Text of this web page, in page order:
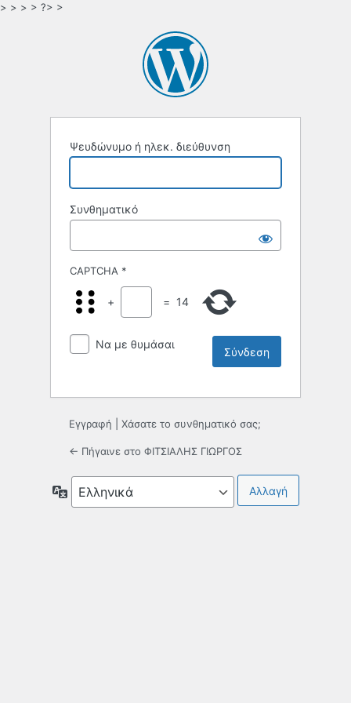
> > > > ?> >
Ψευδώνυμο ή ηλεκ. διεύθυνση
Συνθηματικό
CAPTCHA *
+ = 14
Να με θυμάσαι
Εγγραφή Χάσατε το συνθηματικό σας;
← Πήγαινε στο ΦΙΤΣΙΑΛΗΣ ΓΙΩΡΓΟΣ
Γλώσσα